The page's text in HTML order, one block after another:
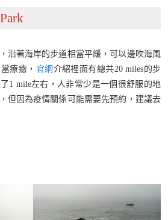
沿著海岸的步道相當平緩，可以邊吹海風
療癒， 官網介紹裡面有總共20 miles的步
1 mile左右，人非常少是一個很舒服的地
但因為疫情關係可能需要先預約，建議去